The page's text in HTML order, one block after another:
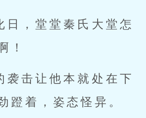
日，堂堂秦氏大堂怎
！
袭击让他本就处在下
蹬着，姿态怪异。